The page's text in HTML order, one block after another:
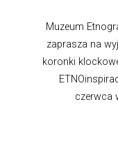
Muzeum
zaprasza na
koronki
czerwca